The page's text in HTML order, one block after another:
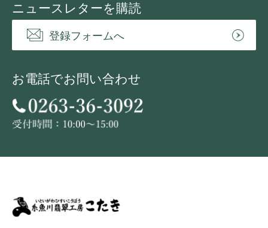
ニュースレターを購読
登録フォームへ
お電話でお問い合わせ